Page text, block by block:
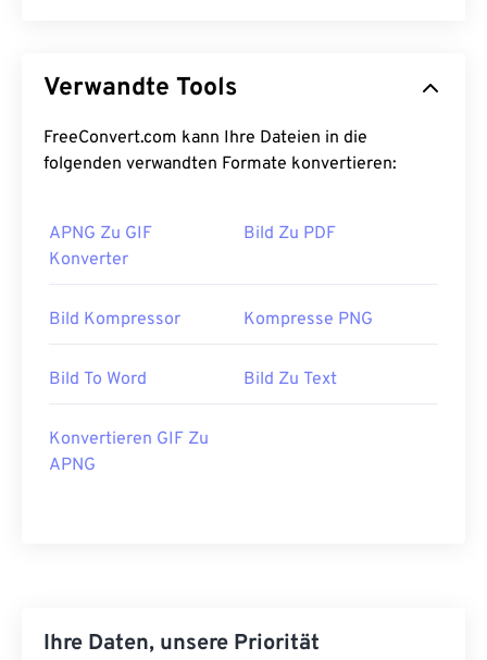
Verwandte Tools
FreeConvert.com kann Ihre Dateien in die
folgenden verwandten Formate konvertieren:
APNG Zu GIF
Konverter
Bild Zu PDF
Bild Kompressor Kompresse PNG
Bild To Word Bild Zu Text
Konvertieren GIF Zu
APNG
Ihre Daten, unsere Priorität